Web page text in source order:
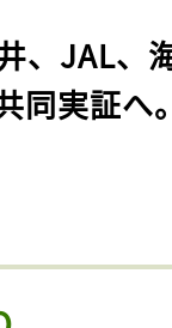
、JAL、
同実証へ